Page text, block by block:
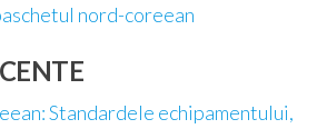
nord-coreean
Standardele echipamentului,